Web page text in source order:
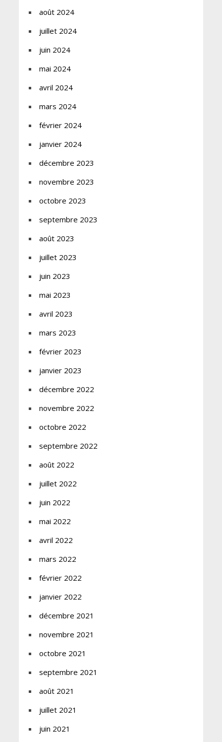
août 2024
juillet 2024
juin 2024
mai 2024
avril 2024
mars 2024
février 2024
janvier 2024
décembre 2023
novembre 2023
octobre 2023
septembre 2023
août 2023
juillet 2023
juin 2023
mai 2023
avril 2023
mars 2023
février 2023
janvier 2023
décembre 2022
novembre 2022
octobre 2022
septembre 2022
août 2022
juillet 2022
juin 2022
mai 2022
avril 2022
mars 2022
février 2022
janvier 2022
décembre 2021
novembre 2021
octobre 2021
septembre 2021
août 2021
juillet 2021
juin 2021